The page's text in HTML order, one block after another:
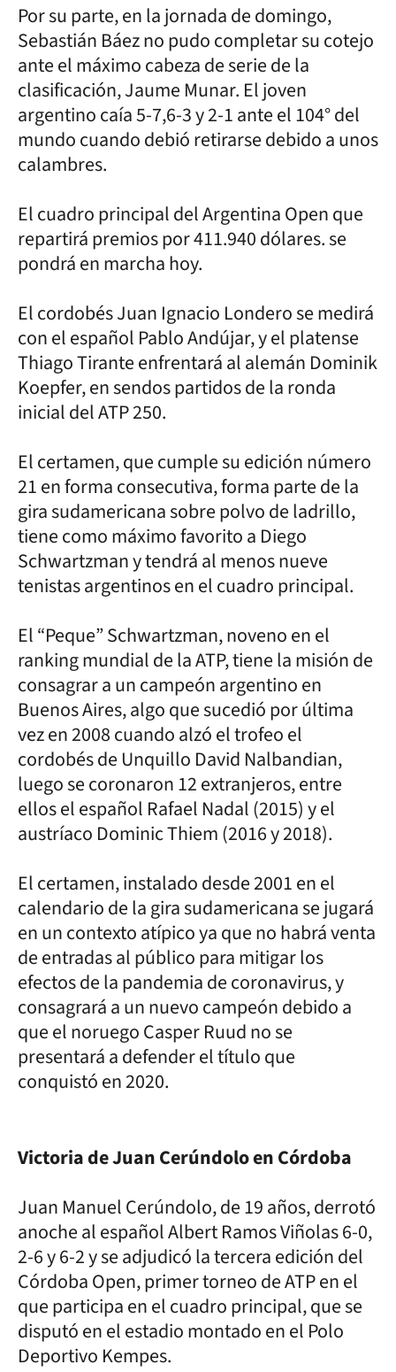
Por su parte, en la jornada de domingo,
Sebastián Báez no pudo completar su cotejo
ante el máximo cabeza de serie de la
clasificación, Jaume Munar. El joven
argentino caía 5-7,6-3 y 2-1 ante el 104° del
mundo cuando debió retirarse debido a unos
calambres.
El cuadro principal del Argentina Open que
repartirá premios por 411.940 dólares. se
pondrá en marcha hoy.
El cordobés Juan Ignacio Londero se medirá
con el español Pablo Andújar, y el platense
Thiago Tirante enfrentará al alemán Dominik
Koepfer, en sendos partidos de la ronda
inicial del ATP 250.
El certamen, que cumple su edición número
21 en forma consecutiva, forma parte de la
gira sudamericana sobre polvo de ladrillo,
tiene como máximo favorito a Diego
Schwartzman y tendrá al menos nueve
tenistas argentinos en el cuadro principal.
El “Peque” Schwartzman, noveno en el
ranking mundial de la ATP, tiene la misión de
consagrar a un campeón argentino en
Buenos Aires, algo que sucedió por última
vez en 2008 cuando alzó el trofeo el
cordobés de Unquillo David Nalbandian,
luego se coronaron 12 extranjeros, entre
ellos el español Rafael Nadal (2015) y el
austríaco Dominic Thiem (2016 y 2018).
El certamen, instalado desde 2001 en el
calendario de la gira sudamericana se jugará
en un contexto atípico ya que no habrá venta
de entradas al público para mitigar los
efectos de la pandemia de coronavirus, y
consagrará a un nuevo campeón debido a
que el noruego Casper Ruud no se
presentará a defender el título que
conquistó en 2020.
Victoria de Juan Cerúndolo en Córdoba
Juan Manuel Cerúndolo, de 19 años, derrotó
anoche al español Albert Ramos Viñolas 6-0,
2-6 y 6-2 y se adjudicó la tercera edición del
Córdoba Open, primer torneo de ATP en el
que participa en el cuadro principal, que se
disputó en el estadio montado en el Polo
Deportivo Kempes.